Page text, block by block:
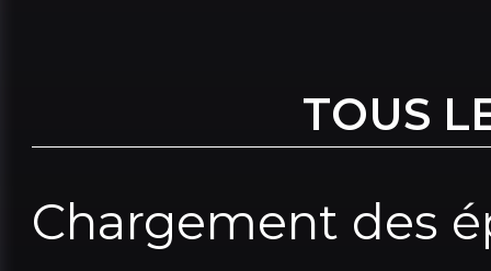
TOUS
Chargement des